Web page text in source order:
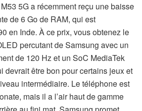
5G a récemment reçu une baisse
de 6 Go de RAM, qui est
en Inde. À ce prix, vous obtenez le
percutant de Samsung avec un
de 120 Hz et un SoC MediaTek
devrait être bon pour certains jeux et
intermédiaire. Le téléphone est
mais il a l’air haut de gamme